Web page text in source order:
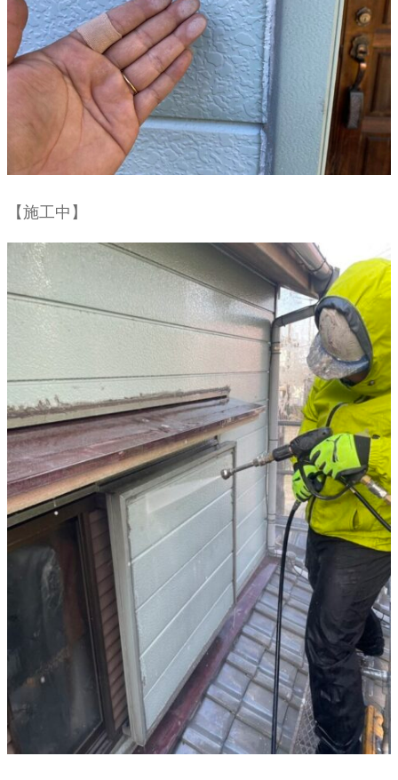
【施工中】